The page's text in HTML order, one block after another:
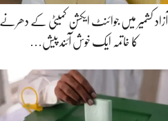
آزاد کشمیر میں جوائنٹ ایکشن کمیٹی کے دھرنے
کا خاتمہ ایک خوش آئند پیش…